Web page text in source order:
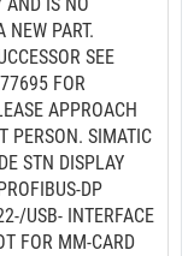
AND IS NO
NEW PART.
SEE
FOR
APPROACH
PERSON. SIMATIC
STN DISPLAY
DP
USB- INTERFACE
FOR MM-CARD